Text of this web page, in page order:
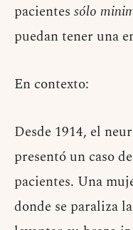
pacientes sólo
puedan tener una
En contexto:
Desde 1914, el
presentó un caso
pacientes. Una
donde se paraliza